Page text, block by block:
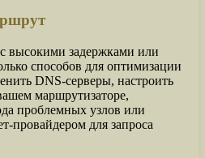
высокими задержками или
способов для оптимизации
DNS-серверы, настроить
маршрутизаторе,
проблемных узлов или
провайдером для запроса